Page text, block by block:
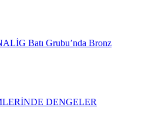
Batı Grubu’nda Bronz
DENGELER